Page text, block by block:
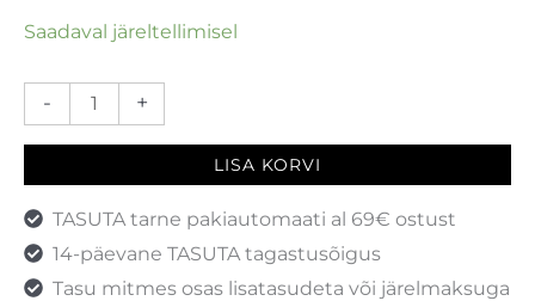
Saadaval järeltellimisel
- +
LISA KORVI
TASUTA tarne pakiautomaati al 69€ ostust
14-päevane TASUTA tagastusõigus
Tasu mitmes osas lisatasudeta või järelmaksuga